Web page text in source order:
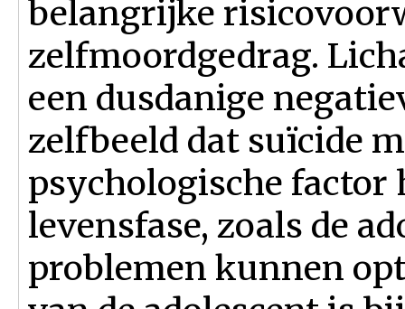
belangrijke
zelfmoordgedrag.
een dusdanige
zelfbeeld dat suïcide
psychologische factor
levensfase, zoals de
problemen kunnen